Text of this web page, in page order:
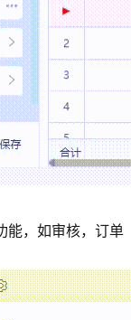
能，如审核，订单